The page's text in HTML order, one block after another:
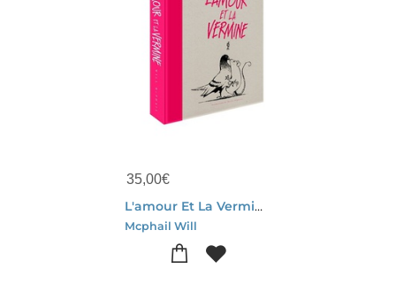
35,00€
L'amour Et La Vermine
Mcphail Will